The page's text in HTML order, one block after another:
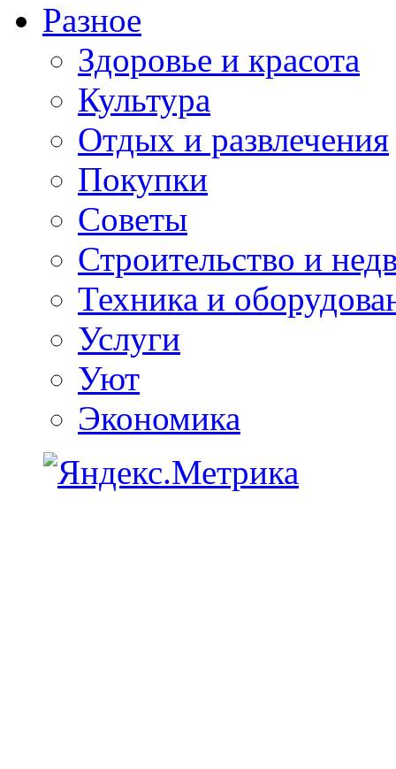
Разное
Здоровье и красота
Культура
Отдых и развлечения
Покупки
Советы
Строительство и
Техника и
Услуги
Уют
Экономика